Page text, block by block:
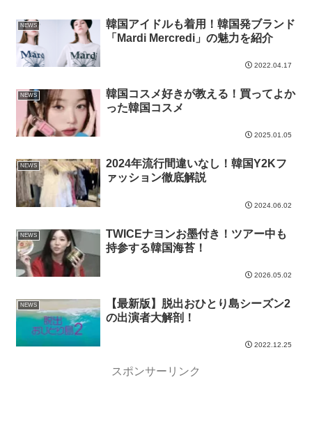
NEWS
韓国アイドルも着用！韓国発ブランド
「Mardi Mercredi」の魅力を紹介
2022.04.17
NEWS
韓国コスメ好きが教える！買ってよか
った韓国コスメ
2025.01.05
NEWS
2024年流行間違いなし！韓国Y2Kフ
ァッション徹底解説
2024.06.02
NEWS
TWICEナヨンお墨付き！ツアー中も
持参する韓国海苔！
2026.05.02
NEWS
【最新版】脱出おひとり島シーズン2
の出演者大解剖！
2022.12.25
スポンサーリンク